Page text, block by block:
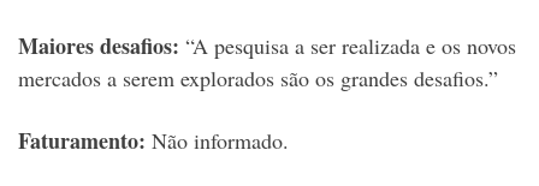
Maiores desafios: “A pesquisa a ser realizada e os novos
mercados a serem explorados são os grandes desafios.”
Faturamento: Não informado.